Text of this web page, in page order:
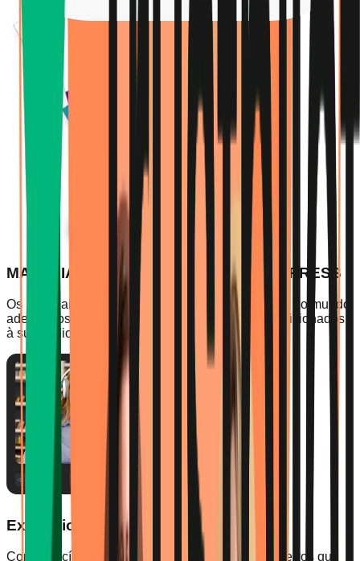
MATERIAIS DA OXFORD UNIVERSITY PRESS
Os materiais da Oxford, a editora mais prestigiada do mundo,
adequados ao seu nível, são automaticamente adicionados
à sua biblioteca.
Exercícios Personalizados
Com exercícios criados especificamente para os erros que